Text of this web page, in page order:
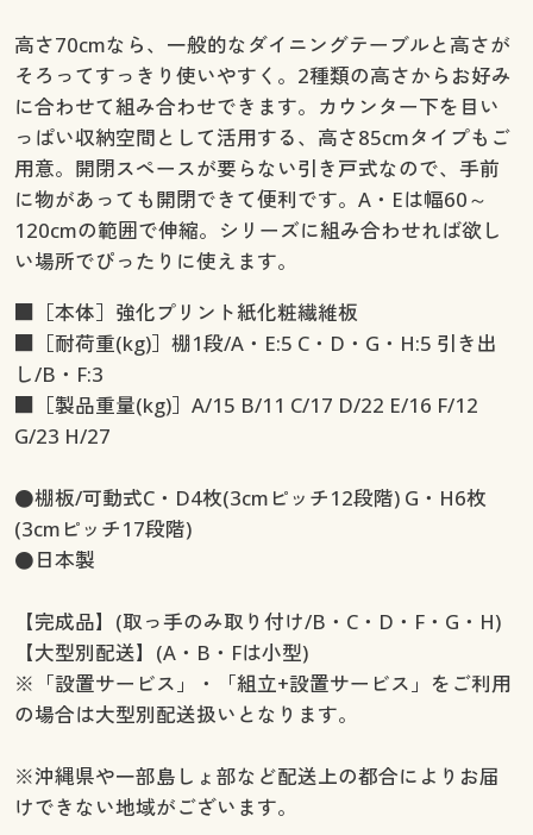
高さ70cmなら、一般的なダイニングテーブルと高さが
そろってすっきり使いやすく。2種類の高さからお好み
に合わせて組み合わせできます。カウンター下を目い
っぱい収納空間として活用する、高さ85cmタイプもご
用意。開閉スペースが要らない引き戸式なので、手前
に物があっても開閉できて便利です。A・Eは幅60～
120cmの範囲で伸縮。シリーズに組み合わせれば欲し
い場所でぴったりに使えます。
■［本体］強化プリント紙化粧繊維板
■［耐荷重(kg)］棚1段/A・E:5 C・D・G・H:5 引き出
し/B・F:3
■［製品重量(kg)］A/15 B/11 C/17 D/22 E/16 F/12
G/23 H/27
●棚板/可動式C・D4枚(3cmピッチ12段階) G・H6枚
(3cmピッチ17段階)
●日本製
【完成品】(取っ手のみ取り付け/B・C・D・F・G・H)
【大型別配送】(A・B・Fは小型)
※「設置サービス」・「組立+設置サービス」をご利用
の場合は大型別配送扱いとなります。
※沖縄県や一部島しょ部など配送上の都合によりお届
けできない地域がございます。